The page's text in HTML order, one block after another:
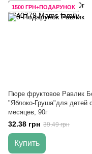
1500 ГРН+ПОДАРУНОК
Пюре фруктовое Равлик
"Яблоко-Груша"для детей
месяцев, 90г
32.38 грн 39.49 грн
Купить